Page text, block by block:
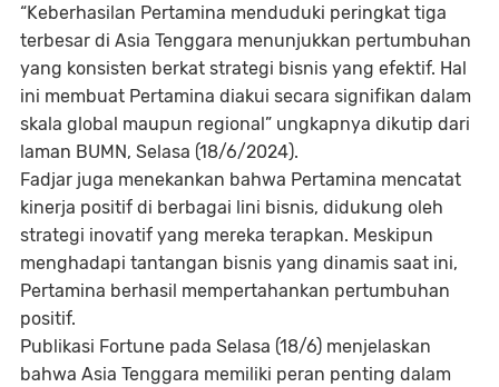
“Keberhasilan Pertamina menduduki peringkat tiga
terbesar di Asia Tenggara menunjukkan pertumbuhan
yang konsisten berkat strategi bisnis yang efektif. Hal
ini membuat Pertamina diakui secara signifikan dalam
skala global maupun regional” ungkapnya dikutip dari
laman BUMN, Selasa (18/6/2024).
Fadjar juga menekankan bahwa Pertamina mencatat
kinerja positif di berbagai lini bisnis, didukung oleh
strategi inovatif yang mereka terapkan. Meskipun
menghadapi tantangan bisnis yang dinamis saat ini,
Pertamina berhasil mempertahankan pertumbuhan
positif.
Publikasi Fortune pada Selasa (18/6) menjelaskan
bahwa Asia Tenggara memiliki peran penting dalam